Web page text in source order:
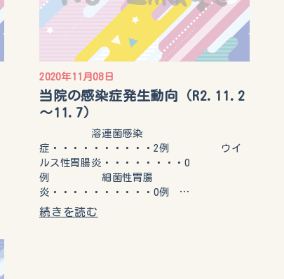
2020年11月08日
当院の感染症発生動向（R2.11.2
～11.7）
溶連菌感染
症・・・・・・・・・・2例 ウイ
ルス性胃腸炎・・・・・・・・0
例 細菌性胃腸
炎・・・・・・・・・・0例 …
続きを読む